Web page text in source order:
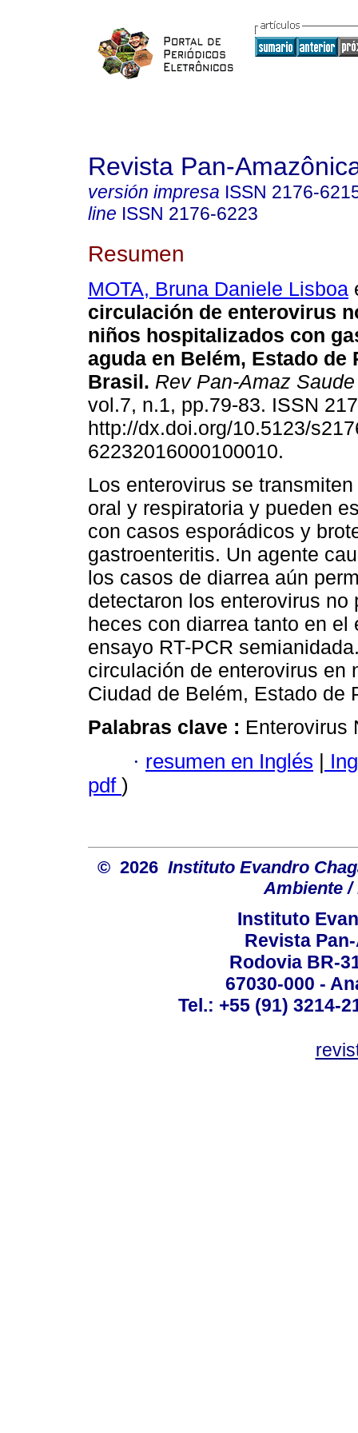
Revista Pan-
versión impresa ISSN 2176-
line ISSN 2176-6223
Resumen
MOTA, Bruna Daniele Lisboa
circulación de enterovirus
niños hospitalizados con
aguda en Belém, Estado de
Brasil. Rev Pan-Amaz Saude
vol.7, n.1, pp.79-83. ISSN
http://dx.doi.org/10.5123/
62232016000100010.
Los enterovirus se
oral y respiratoria y pueden
con casos esporádicos y
gastroenteritis. Un agente
los casos de diarrea aún
detectaron los enterovirus
heces con diarrea tanto en
ensayo RT-PCR
circulación de enterovirus en
Ciudad de Belém, Estado de
Palabras clave : Enterovirus
· resumen en Inglés |
pdf )
© 2026 Instituto Evandro
Ambiente /
Instituto
Revista
Rodovia BR-
67030-000 -
Tel.: +55 (91) 3214-